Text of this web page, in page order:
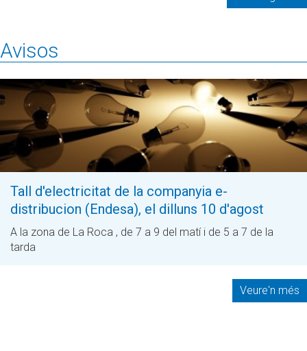
Avisos
Tall d'electricitat de la companyia e-
distribucion (Endesa), el dilluns 10 d'agost
A la zona de La Roca , de 7 a 9 del matí i de 5 a 7 de la
tarda
Veure'n més